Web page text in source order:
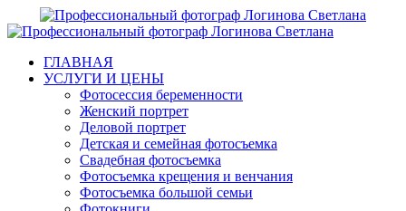
ГЛАВНАЯ
УСЛУГИ И ЦЕНЫ
Фотосессия беременности
Женский портрет
Деловой портрет
Детская и семейная фотосъемка
Свадебная фотосъемка
Фотосъемка крещения и венчания
Фотосъемка большой семьи